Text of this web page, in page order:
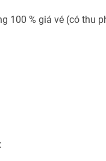
100 % giá vé (có thu